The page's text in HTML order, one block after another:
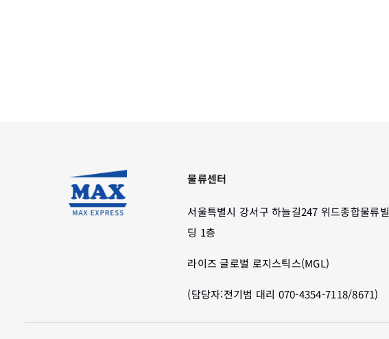
물류센터
서울특별시 강서구 하늘길247 위드종합물류빌
딩 1층
라이즈 글로벌 로지스틱스(MGL)
(담당자:전기범 대리 070-4354-7118/8671)